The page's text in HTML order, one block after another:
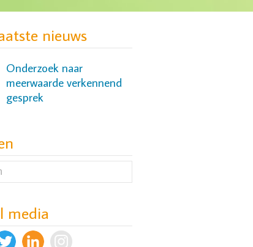
nieuws
Onderzoek naar
meerwaarde verkennend
gesprek
Onderzoek naar slaap- en
cognitieve problemen bij
depressie
Evaluatie Versnellers-
aanpak van wachttijden in
media